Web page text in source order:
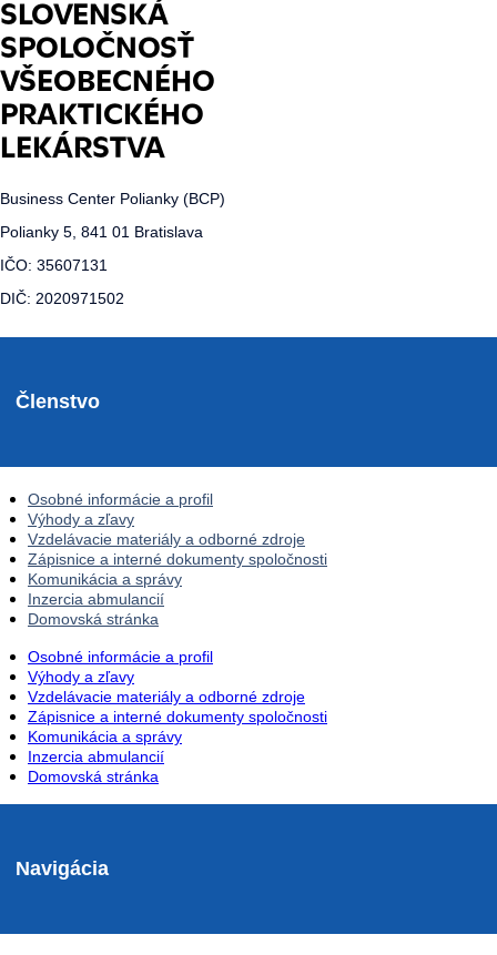
SLOVENSKÁ
SPOLOČNOSŤ
VŠEOBECNÉHO
PRAKTICKÉHO
LEKÁRSTVA
Business Center Polianky (BCP)
Polianky 5, 841 01 Bratislava
IČO: 35607131
DIČ: 2020971502
Členstvo
Osobné informácie a profil
Výhody a zľavy
Vzdelávacie materiály a odborné zdroje
Zápisnice a interné dokumenty spoločnosti
Komunikácia a správy
Inzercia abmulancií
Domovská stránka
Osobné informácie a profil
Výhody a zľavy
Vzdelávacie materiály a odborné zdroje
Zápisnice a interné dokumenty spoločnosti
Komunikácia a správy
Inzercia abmulancií
Domovská stránka
Navigácia